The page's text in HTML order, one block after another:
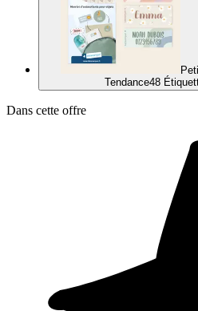
Tendance48
Dans cette offre